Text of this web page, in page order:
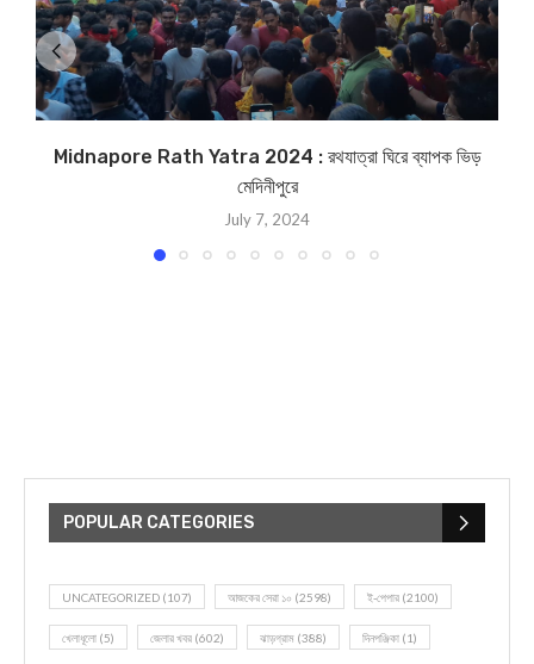
Midnapore Rath Yatra 2024 : রথযাত্রা ঘিরে ব্যাপক ভিড়
মেদিনীপুরে
July 7, 2024
POPULAR CATEGORIES
UNCATEGORIZED (107) আজকের সেরা ১০ (2598) ই-পেপার (2100)
খেলাধূলো (5) জেলার খবর (602) ঝাড়গ্রাম (388) দিনপঞ্জিকা (1)